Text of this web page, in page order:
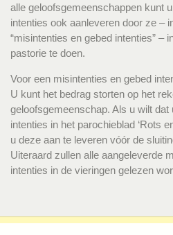
alle geloofsgemeenschappen kunt
intenties ook aanleveren door ze –
“misintenties en gebed intenties” –
pastorie te doen.
Voor een misintenties en gebed
U kunt het bedrag storten op het
geloofsgemeenschap. Als u wilt
intenties in het parochieblad ‘Rots
u deze aan te leveren vóór de
Uiteraard zullen alle aangeleverde
intenties in de vieringen gelezen